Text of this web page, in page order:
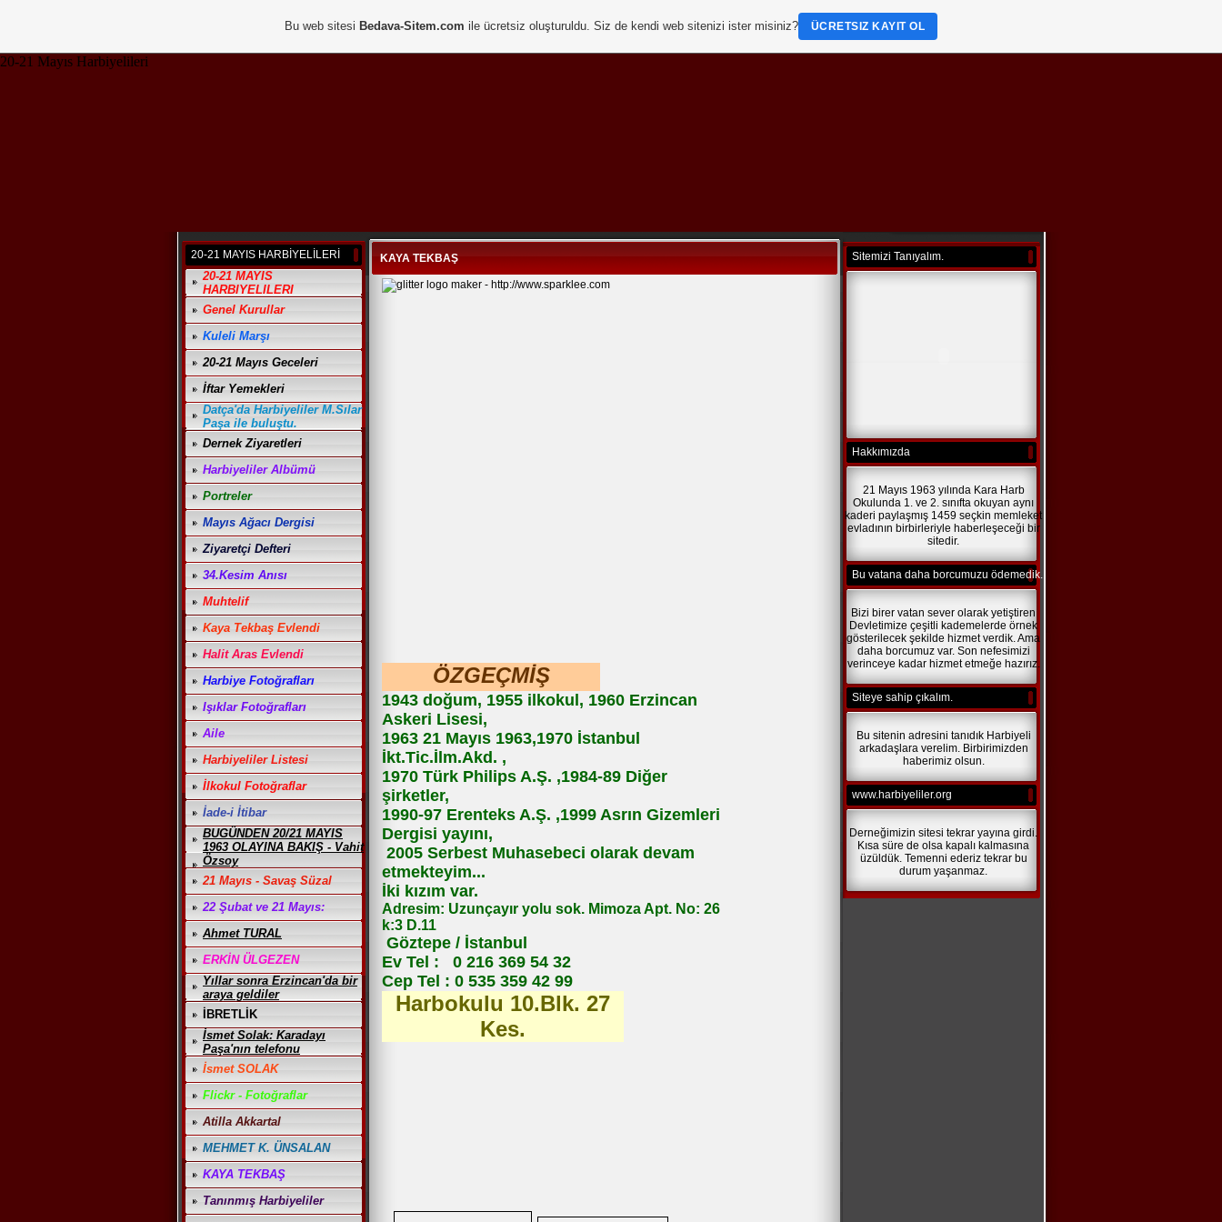
20-21 Mayıs Harbiyelileri
20-21 MAYIS HARBİYELİLERİ
20-21 MAYIS
HARBIYELILERI
Genel Kurullar
Kuleli Marşı
20-21 Mayıs Geceleri
İftar Yemekleri
Datça'da Harbiyeliler M.Sılar
Paşa ile buluştu.
Dernek Ziyaretleri
Harbiyeliler Albümü
Portreler
Mayıs Ağacı Dergisi
Ziyaretçi Defteri
34.Kesim Anısı
Muhtelif
Kaya Tekbaş Evlendi
Halit Aras Evlendi
Harbiye Fotoğrafları
Işıklar Fotoğrafları
Aile
Harbiyeliler Listesi
İlkokul Fotoğraflar
İade-i İtibar
BUGÜNDEN 20/21 MAYIS
1963 OLAYINA BAKIŞ - Vahit
Özsoy
21 Mayıs - Savaş Süzal
22 Şubat ve 21 Mayıs:
Ahmet TURAL
ERKİN ÜLGEZEN
Yıllar sonra Erzincan'da bir
araya geldiler
İBRETLİK
İsmet Solak: Karadayı
Paşa'nın telefonu
İsmet SOLAK
Flickr - Fotoğraflar
Atilla Akkartal
MEHMET K. ÜNSALAN
KAYA TEKBAŞ
Tanınmış Harbiyeliler
KAYA TEKBAŞ
ÖZGEÇMİŞ
1943 doğum, 1955 ilkokul, 1960 Erzincan
Askeri Lisesi,
1963 21 Mayıs 1963,1970 İstanbul
İkt.Tic.İlm.Akd. ,
1970 Türk Philips A.Ş. ,1984-89 Diğer
şirketler,
1990-97 Erenteks A.Ş. ,1999 Asrın Gizemleri
Dergisi yayını,
2005 Serbest Muhasebeci olarak devam
etmekteyim...
İki kızım var.
Adresim: Uzunçayır yolu sok. Mimoza Apt. No: 26
k:3 D.11
Göztepe / İstanbul
Ev Tel : 0 216 369 54 32
Cep Tel : 0 535 359 42 99
Harbokulu 10.Blk. 27
Kes.
Sitemizi Tanıyalım.
Hakkımızda
21 Mayıs 1963 yılında Kara Harb
Okulunda 1. ve 2. sınıfta okuyan aynı
kaderi paylaşmış 1459 seçkin memleket
evladının birbirleriyle haberleşeceği bir
sitedir.
Bu vatana daha borcumuzu ödemedik.
Bizi birer vatan sever olarak yetiştiren
Devletimize çeşitli kademelerde örnek
gösterilecek şekilde hizmet verdik. Ama
daha borcumuz var. Son nefesimizi
verinceye kadar hizmet etmeğe hazırız.
Siteye sahip çıkalım.
Bu sitenin adresini tanıdık Harbiyeli
arkadaşlara verelim. Birbirimizden
haberimiz olsun.
www.harbiyeliler.org
Derneğimizin sitesi tekrar yayına girdi.
Kısa süre de olsa kapalı kalmasına
üzüldük. Temenni ederiz tekrar bu
durum yaşanmaz.
Bu web sitesi Bedava-Sitem.com ile ücretsiz oluşturuldu. Siz de kendi web sitenizi ister misiniz? ÜCRETSIZ KAYIT OL